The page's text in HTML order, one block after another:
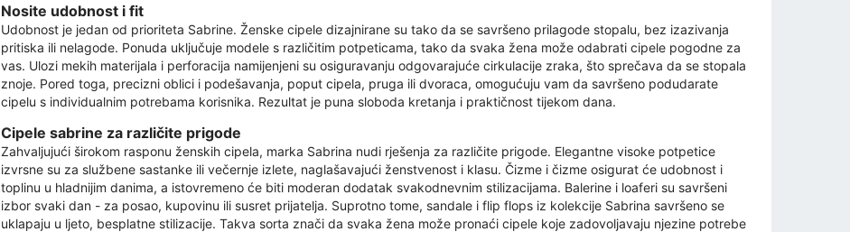
Nosite udobnost i fit
Udobnost je jedan od prioriteta Sabrine. Ženske cipele dizajnirane su tako da se savršeno prilagode stopalu, bez izazivanja
pritiska ili nelagode. Ponuda uključuje modele s različitim potpeticama, tako da svaka žena može odabrati cipele pogodne za
vas. Ulozi mekih materijala i perforacija namijenjeni su osiguravanju odgovarajuće cirkulacije zraka, što sprečava da se stopala
znoje. Pored toga, precizni oblici i podešavanja, poput cipela, pruga ili dvoraca, omogućuju vam da savršeno podudarate
cipelu s individualnim potrebama korisnika. Rezultat je puna sloboda kretanja i praktičnost tijekom dana.
Cipele sabrine za različite prigode
Zahvaljujući širokom rasponu ženskih cipela, marka Sabrina nudi rješenja za različite prigode. Elegantne visoke potpetice
izvrsne su za službene sastanke ili večernje izlete, naglašavajući ženstvenost i klasu. Čizme i čizme osigurat će udobnost i
toplinu u hladnijim danima, a istovremeno će biti moderan dodatak svakodnevnim stilizacijama. Balerine i loaferi su savršeni
izbor svaki dan - za posao, kupovinu ili susret prijatelja. Suprotno tome, sandale i flip flops iz kolekcije Sabrina savršeno se
uklapaju u ljeto, besplatne stilizacije. Takva sorta znači da svaka žena može pronaći cipele koje zadovoljavaju njezine potrebe